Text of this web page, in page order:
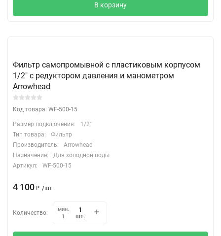
В корзину
Фильтр самопромывной с пластиковым корпусом
1/2" c редуктором давления и манометром
Arrowhead
Код товара: WF-500-15
Размер подключения:
1/2"
Тип товара:
Фильтр
Производитель:
Arrowhead
Назначение:
Для холодной воды
Артикул:
WF-500-15
4 100 ₽ /шт.
Количество:
мин.
1
шт.